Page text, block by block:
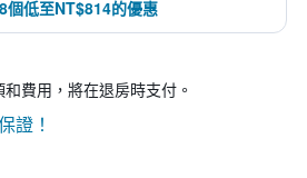
個低至NT$814的優惠
費用，將在退房時支付。
證！